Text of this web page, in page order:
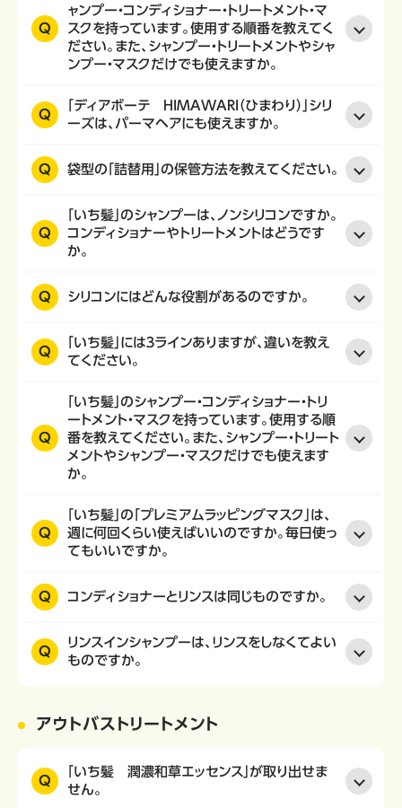
Q
ャンプー・コンディショナー・トリートメント・マ
スクを持っています。使用する順番を教えてく
ださい。また、シャンプー・トリートメントやシャ
ンプー・マスクだけでも使えますか。
Q
「ディアボーテ HIMAWARI（ひまわり）」シリ
ーズは、パーマヘアにも使えますか。
Q 袋型の「詰替用」の保管方法を教えてください。
Q
「いち髪」のシャンプーは、ノンシリコンですか。
コンディショナーやトリートメントはどうです
か。
Q シリコンにはどんな役割があるのですか。
Q
「いち髪」には３ラインありますが、違いを教え
てください。
Q
「いち髪」のシャンプー・コンディショナー・トリ
ートメント・マスクを持っています。使用する順
番を教えてください。また、シャンプー・トリート
メントやシャンプー・マスクだけでも使えます
か。
Q
「いち髪」の「プレミアムラッピングマスク」は、
週に何回くらい使えばいいのですか。毎日使っ
てもいいですか。
Q コンディショナーとリンスは同じものですか。
Q
リンスインシャンプーは、リンスをしなくてよい
ものですか。
アウトバストリートメント
Q
「いち髪 潤濃和草エッセンス」が取り出せま
せん。